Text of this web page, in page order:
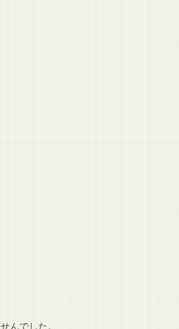
んでした。